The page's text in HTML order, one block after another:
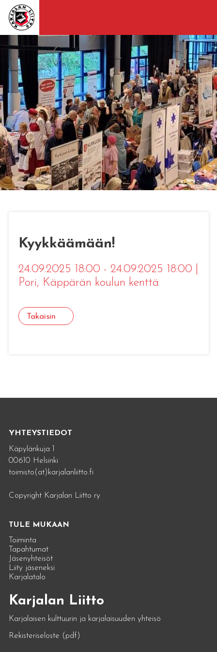
Kyykkäämään!
24.09.2025 18:00 - 24.09.2025 18:00
Pori, Käppärän koulun kenttä
Takaisin
YHTEYSTIEDOT
Käpylänkuja 1
00610 Helsinki
toimisto(at)karjalanliitto.fi
Copyright Karjalan Liitto ry
TULE MUKAAN
Toiminta
Tapahtumat
Jäsenyhteisöt
Liity jäseneksi
Karjalatalo
Karjalan Liitto
Karjalaisen kulttuurin ja karjalaisuuden yhteisö
Rekisteriseloste (pdf)